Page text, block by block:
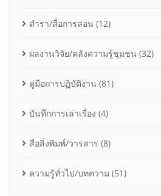
ตำรา/สื่อการสอน (12)
ผลงานวิจัย/คลังความรู้ชุมชน (32)
คู่มือการปฏิบัติงาน (81)
บันทึกการเล่าเรื่อง (4)
สื่อสิ่งพิมพ์/วารสาร (8)
ความรู้ทั่วไป/บทความ (51)